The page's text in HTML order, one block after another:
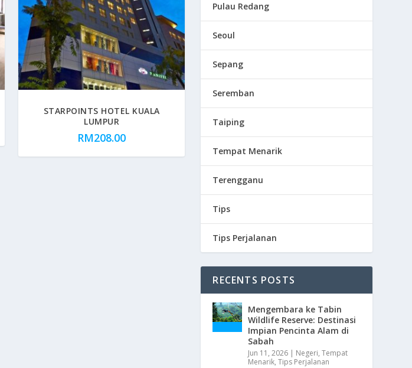
STARPOINTS HOTEL KUALA
LUMPUR
RM208.00
Pulau Redang
Seoul
Sepang
Seremban
Taiping
Tempat Menarik
Terengganu
Tips
Tips Perjalanan
RECENTS POSTS
Mengembara ke Tabin
Wildlife Reserve: Destinasi
Impian Pencinta Alam di
Sabah
Jun 11, 2026 | Negeri,Tempat
Menarik,Tips Perjalanan